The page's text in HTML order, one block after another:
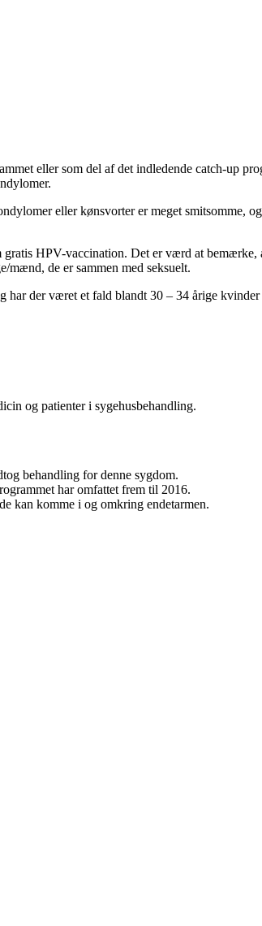
eller som del af det indledende catch-up
eller kønsvorter er meget smitsomme,
HPV-vaccination. Det er værd at
mænd, de er sammen med seksuelt.
der været et fald blandt 30 – 34 årige
og patienter i sygehusbehandling.
behandling for denne sygdom.
har omfattet frem til 2016.
kan komme i og omkring endetarmen.